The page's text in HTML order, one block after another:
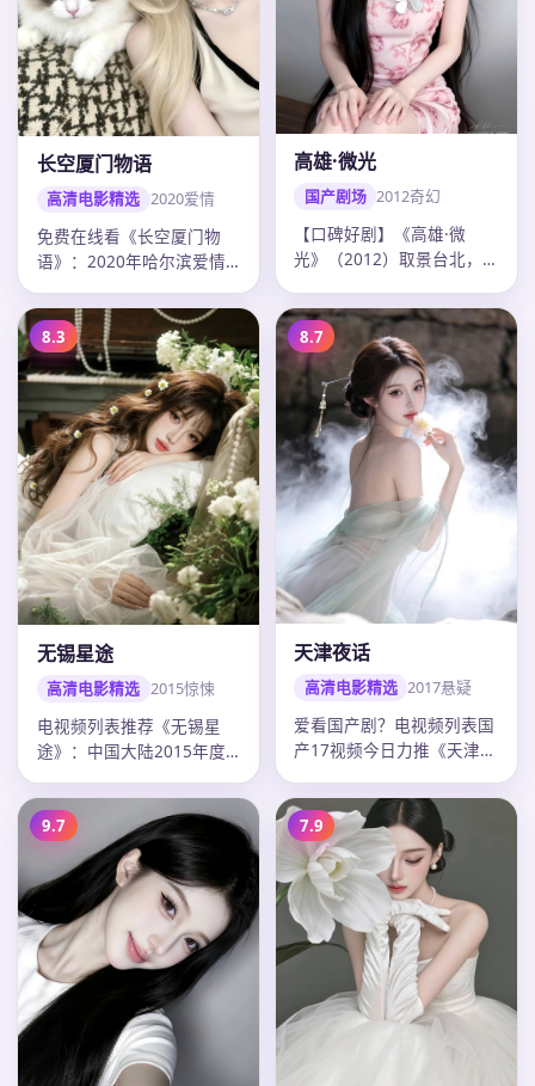
长空厦门物语
高清电影精选 2020爱情
免费在线看《长空厦门物
语》：2020年哈尔滨爱情
晓彤、易…
高雄·微光
国产剧场 2012奇幻
【口碑好剧】《高雄·微
光》（2012）取景台北，
陈意涵，…
8.3
无锡星途
高清电影精选 2015惊悚
电视频列表推荐《无锡星
途》：中国大陆2015年度
乐领衔，…
8.7
天津夜话
高清电影精选 2017悬疑
爱看国产剧？电视频列表国
产17视频今日力推《天津夜
疑电…
9.7 7.9